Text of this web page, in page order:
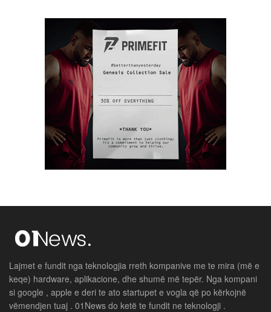
Lajmet e fundit nga teknologjia rreth kompanive me te mira (më e
keqe) hardware, aplikacione, dhe shumë më tepër. Nga kompani
si google , apple e deri te ato startupet e vogla që po kërkojnë
vëmendjen tuaj . 01News do ketë te fundit ne teknologji .